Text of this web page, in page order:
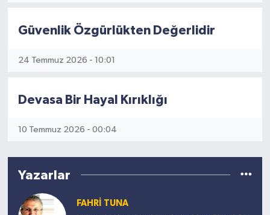
Güvenlik Özgürlükten Değerlidir
24 Temmuz 2026 - 10:01
Devasa Bir Hayal Kırıklığı
10 Temmuz 2026 - 00:04
Yazarlar
FAHRİ TUNA